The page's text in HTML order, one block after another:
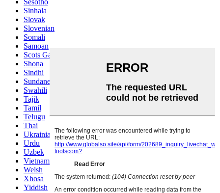
Sinhala
Slovak
Slovenian
Somali
Samoan
Scots Gaelic
Shona
Sindhi
Sundanese
Swahili
Tajik
Tamil
Telugu
Thai
Ukrainian
Urdu
Uzbek
Vietnamese
Welsh
Xhosa
Yiddish